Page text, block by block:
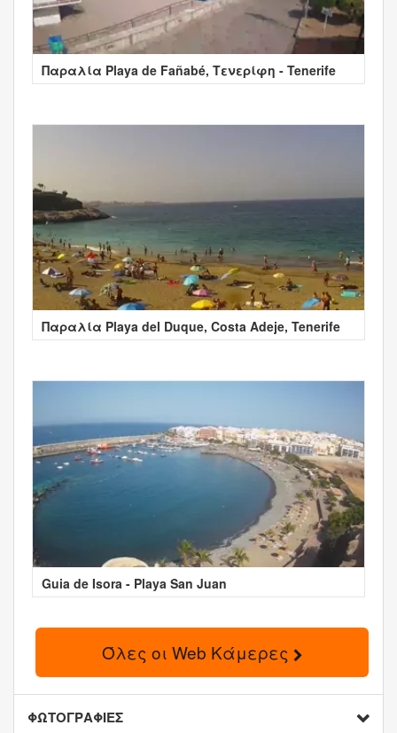
Παραλία Playa de Fañabé, Τενερίφη - Tenerife
Παραλία Playa del Duque, Costa Adeje, Tenerife
Guia de Isora - Playa San Juan
Όλες οι Web Κάμερες
ΦΩΤΟΓΡΑΦΙΕΣ